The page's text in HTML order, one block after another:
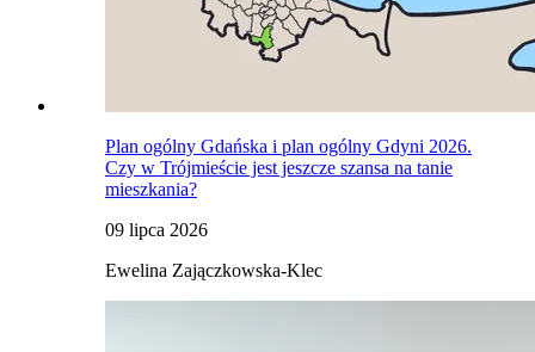
Plan ogólny Gdańska i plan ogólny Gdyni 2026.
Czy w Trójmieście jest jeszcze szansa na tanie
mieszkania?
09 lipca 2026
Ewelina Zajączkowska-Klec